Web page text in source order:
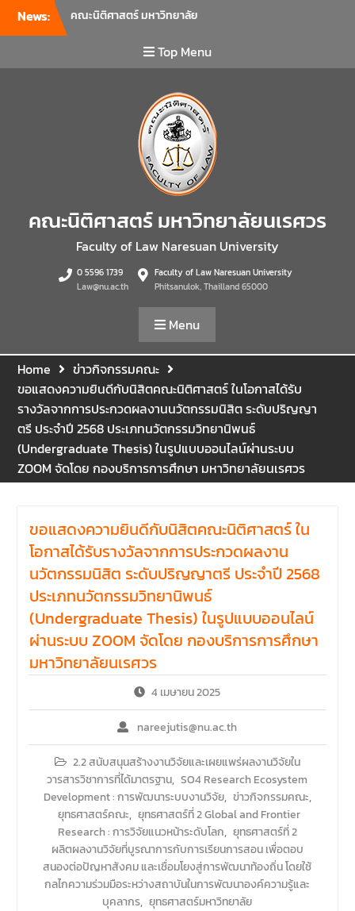
News:
คณะนิติศาสตร์ มหาวิทยาลัย
ความพร้อมเพื่อรับมือภัยพิบัติ
และปฐมพยาบาลเบื้องต้น
อาคารปราบไตรจักร 2
มหาวิทยาลัยนเรศวร โดย
กิจกรรมดังกล่าวจัดขึ้นสำหรับ
บุคลากรที่ปฏิบัติงาน ณ กลุ่ม
อาคารอุตสาหกรรมบริการ เพื่อ
ร่วมกันสร้างพื้นที่การทำงานที่
งานภายในกลุ่มอาคารทั้ง 3
คณะ และ 1 กอง
นเรศวร จัดโครงการปฐมนิเทศ
และพบผู้ปกครอง ประจำปีการ
ศึกษา 2569 โดยได้รับเกียรติ
จาก รองศาสตราจารย์ ดร.บุญ
ญรัตน์ โชคบันดาลชัย คณบดี
คณะนิติศาสตร์ ให้เกียรติเป็น
ประธานในพิธีเปิด พร้อมกล่าว
ต้อนรับและให้โอวาทแก่นิสิตใหม่
มีวัตถุประสงค์เพื่อให้ผู้ปกครอง
และนิสิตได้ทราบถึงนโยบาย
ด้านการเรียนการสอนของคณะ
นิติศาสตร์
รองศาสตราจารย์ ดร.บุญญ
คณะนิติศาสตร์ เป็นประธานที่
ประชุมผู้บริหารคณะพบ
บุคลากรคณะนิติศาสตร์ เพื่อ
เป็นการเตรียมพร้อมก่อนเปิด
ภาคเรียนต้น ปีการศึกษา 2569
พร้อมด้วยรองคณบดีทุกฝ่าย
เข้าร่วมแจ้งนโยบายแนวทาง
การบริหารงานในแต่ละด้านของ
คณะ รวมทั้งการเตรียมความ
พร้อมการจัดการเรียนการสอน
รายวิชาวิจัยทางกฎหมาย และ
รายวิชาตรรกศาสตร์และการ
เขียนในทางนิติศาสตร์ ณ ห้อง
ประชุมชั้น 3 อาคารคณะ
นิติศาสตร์ มหาวิทยาลัยนเรศวร
Top Menu
คณะนิติศาสตร์ มหาวิทยาลัยนเรศวร
Faculty of Law Naresuan University
0 5596 1739
Law@nu.ac.th
Faculty of Law Naresuan University
Phitsanulok, Thailland 65000
Menu
Home
ข่าวกิจกรรมคณะ
ขอแสดงความยินดีกับนิสิตคณะนิติศาสตร์ ในโอกาสได้รับ
รางวัลจากการประกวดผลงานนวัตกรรมนิสิต ระดับปริญญา
ตรี ประจำปี 2568 ประเภทนวัตกรรมวิทยานิพนธ์
(Undergraduate Thesis) ในรูปแบบออนไลน์ผ่านระบบ
ZOOM จัดโดย กองบริการการศึกษา มหาวิทยาลัยนเรศวร
ขอแสดงความยินดีกับนิสิตคณะนิติศาสตร์ ใน
โอกาสได้รับรางวัลจากการประกวดผลงาน
นวัตกรรมนิสิต ระดับปริญญาตรี ประจำปี 2568
ประเภทนวัตกรรมวิทยานิพนธ์
(Undergraduate Thesis) ในรูปแบบออนไลน์
ผ่านระบบ ZOOM จัดโดย กองบริการการศึกษา
มหาวิทยาลัยนเรศวร
4 เมษายน 2025
nareejutis@nu.ac.th
2.2 สนับสนุนสร้างงานวิจัยและเผยแพร่ผลงานวิจัยใน
วารสารวิชาการที่ได้มาตรฐาน, SO4 Research Ecosystem
Development : การพัฒนาระบบงานวิจัย, ข่าวกิจกรรมคณะ,
ยุทธศาสตร์คณะ, ยุทธศาสตร์ที่ 2 Global and Frontier
Research : การวิจัยแนวหน้าระดับโลก, ยุทธศาสตร์ที่ 2
ผลิตผลงานวิจัยที่บูรณาการกับการเรียนการสอน เพื่อตอบ
สนองต่อปัญหาสังคม และเชื่อมโยงสู่การพัฒนาท้องถิ่น โดยใช้
กลไกความร่วมมือระหว่างสถาบันในการพัฒนาองค์ความรู้และ
บุคลากร, ยุทธศาสตร์มหาวิทยาลัย